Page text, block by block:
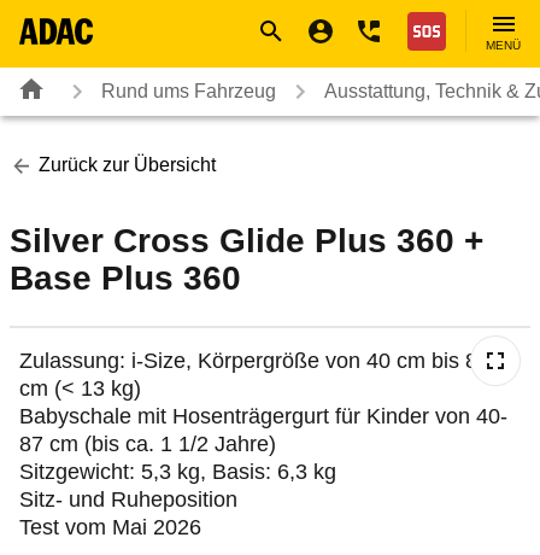
Nothilfe
MENÜ
Rund ums Fahrzeug Ausstattung, Technik &
Zurück zur Übersicht
Silver Cross Glide Plus 360 +
Base Plus 360
Zulassung: i-Size, Körpergröße von 40 cm bis 87
cm (< 13 kg)
Babyschale mit Hosenträgergurt für Kinder von 40-
87 cm (bis ca. 1 1/2 Jahre)
Sitzgewicht: 5,3 kg, Basis: 6,3 kg
Sitz- und Ruheposition
Test vom Mai 2026